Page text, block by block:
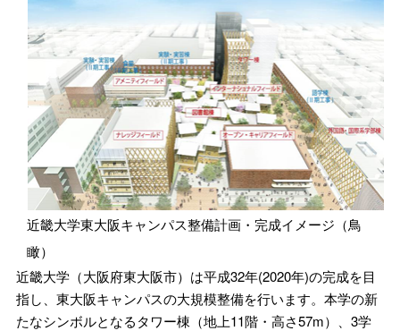
近畿大学東大阪キャンパス整備計画・完成イメージ（鳥
瞰）
近畿大学（大阪府東大阪市）は平成32年(2020年)の完成を目
指し、東大阪キャンパスの大規模整備を行います。本学の新
たなシンボルとなるタワー棟（地上11階・高さ57m）、3学